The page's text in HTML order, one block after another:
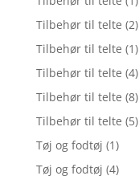
Tilbehør til telte (2)
Tilbehør til telte (1)
Tilbehør til telte (4)
Tilbehør til telte (8)
Tilbehør til telte (5)
Tøj og fodtøj (1)
Tøj og fodtøj (4)